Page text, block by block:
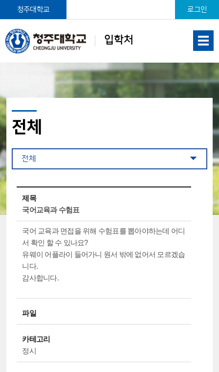
입학처
청주대학교 로그인
전체
전체
제목
국어교육과 수험표
국어 교육과 면접을 위해 수험표를 뽑아야하는데 어디
서 확인 할 수 있나요?
유웨이 어플라이 들어가니 원서 밖에 없어서 모르겠습
니다.
감사합니다.
파일
카테고리
정시